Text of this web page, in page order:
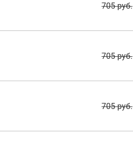
705 руб.
705 руб.
705 руб.